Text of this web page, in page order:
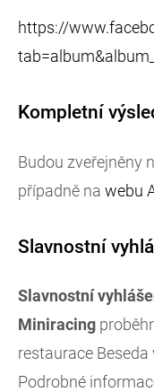
https://
Kompletní
Budou zveřejněny
případně na webu
Slavnostní
Slavnostní
Miniracing
restaurace
Podrobné